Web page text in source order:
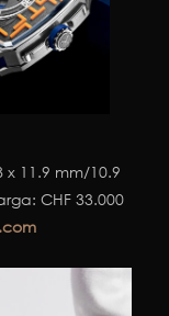
11.9 mm/10.9
CHF 33.000